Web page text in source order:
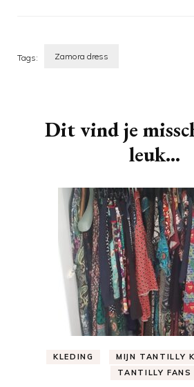
Tags: Zamora dress
Dit vind je
leuk...
KLEDING
MIJN TANTILLY
TANTILLY FANS